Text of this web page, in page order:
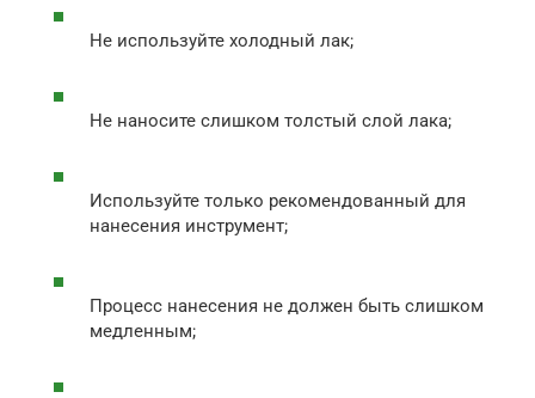
Не используйте холодный лак;
Не наносите слишком толстый слой лака;
Используйте только рекомендованный для
нанесения инструмент;
Процесс нанесения не должен быть слишком
медленным;